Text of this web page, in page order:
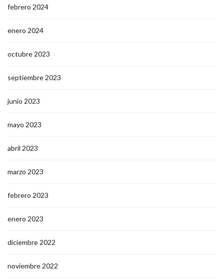
febrero 2024
enero 2024
octubre 2023
septiembre 2023
junio 2023
mayo 2023
abril 2023
marzo 2023
febrero 2023
enero 2023
diciembre 2022
noviembre 2022